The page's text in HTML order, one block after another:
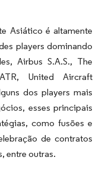
Asiático é altamente
players dominando
Airbus S.A.S., The
United Aircraft
dos players mais
esses principais
como fusões e
de contratos
entre outras.